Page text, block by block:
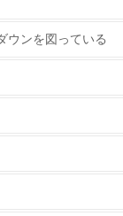
行っている
ウンを図っている